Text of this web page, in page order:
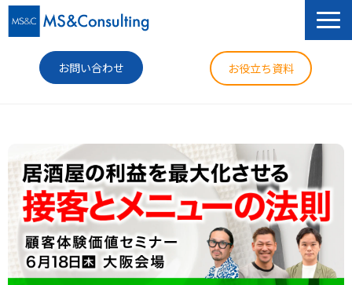
お問い合わせ お役立ち資料
セミナー
導入事例
コラム
ニュース